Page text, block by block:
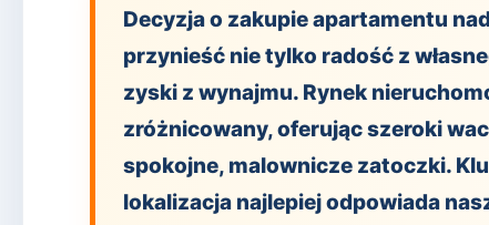
Decyzja o zakupie apartamentu
przynieść nie tylko radość z
zyski z wynajmu. Rynek
zróżnicowany, oferując szeroki
spokojne, malownicze zatoczki.
lokalizacja najlepiej odpowiada